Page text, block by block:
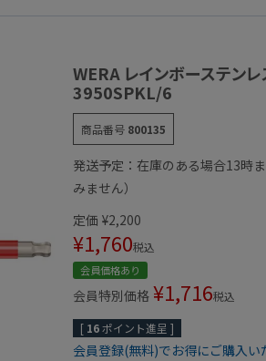
WERA レインボーステン
3950SPKL/6
商品番号 800135
発送予定：在庫のある場合13時
みません）
定価 ¥2,200
¥1,760税込
会員価格あり
会員特別価格 ¥1,716税込
[ 16ポイント進呈 ]
会員登録(無料)でお得にご購入い